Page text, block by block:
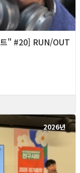
" #20] RUN/OUT
2026년